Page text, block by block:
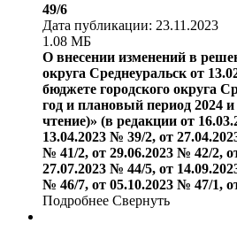
49/6
Дата публикации: 23.11.2023
1.08 МБ
О внесении изменений в
округа Среднеуральск от
бюджете городского округа
год и плановый период 2024 и
чтение)» (в редакции от
13.04.2023 № 39/2, от
№ 41/2, от 29.06.2023 № 42/2,
27.07.2023 № 44/5, от
№ 46/7, от 05.10.2023 № 47/1,
Подробнее Свернуть